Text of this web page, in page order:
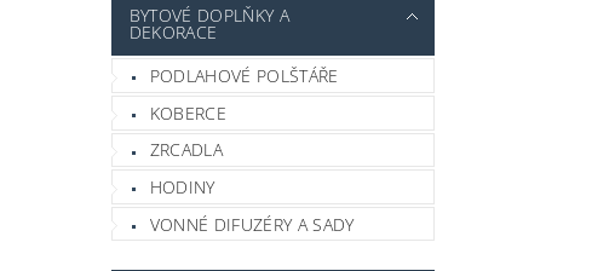
BYTOVÉ DOPLŇKY A
DEKORACE
PODLAHOVÉ POLŠTÁŘE
KOBERCE
ZRCADLA
HODINY
VONNÉ DIFUZÉRY A SADY